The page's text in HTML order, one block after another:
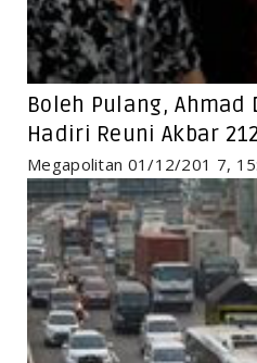
Boleh Pulang, Ahmad
Hadiri Reuni Akbar 212
Megapolitan 01/12/201 7,